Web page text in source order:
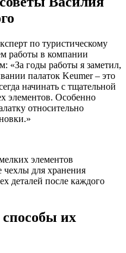
по туристическому
работы в компании
«За годы работы я заметил,
палаток Keumer – это
начинать с тщательной
элементов. Особенно
относительно
элементов
чехлы для хранения
деталей после каждого
их